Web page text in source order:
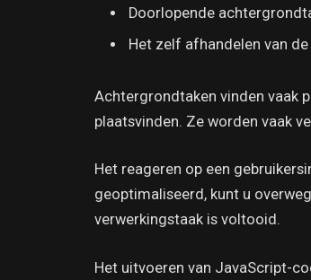
Doorlopende
Het zelf afhandelen van
Achtergrondtaken vinden vaak
plaatsvinden. Ze worden vaak
Het reageren op een
geoptimaliseerd, kunt u
verwerkingstaak is voltooid.
Het uitvoeren van JavaScript-